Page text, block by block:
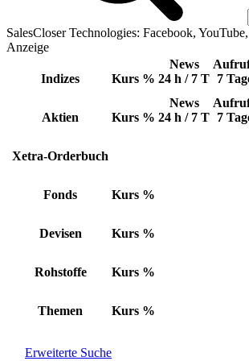
SalesCloser Technologies: Facebook,
Anzeige
Indizes Kurs %
News
24 h / 7 T 7
Aktien Kurs %
News
24 h / 7 T 7
Xetra-Orderbuch
Fonds Kurs %
Devisen Kurs %
Rohstoffe Kurs %
Themen Kurs %
Erweiterte Suche